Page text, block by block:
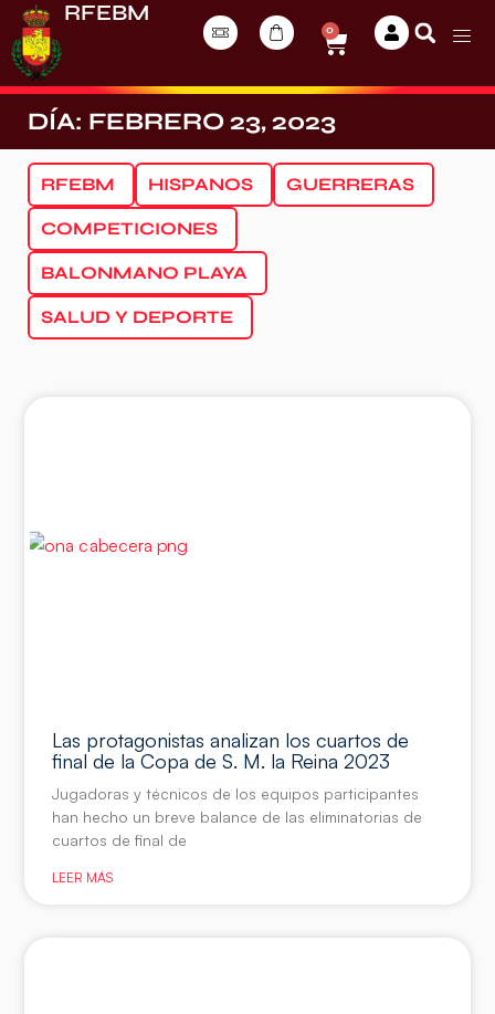
RFEBM
0
DÍA: FEBRERO 23, 2023
RFEBM HISPANOS GUERRERAS
COMPETICIONES
BALONMANO PLAYA
SALUD Y DEPORTE
Las protagonistas analizan los cuartos de
final de la Copa de S. M. la Reina 2023
Jugadoras y técnicos de los equipos participantes
han hecho un breve balance de las eliminatorias de
cuartos de final de
LEER MÁS